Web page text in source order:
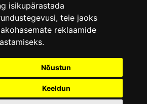
isikupärastada
, teie jaoks
reklaamide
.
Nõustun
Keeldun
9-17(+372) 610 4178
Küpsisepoliitika